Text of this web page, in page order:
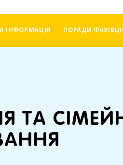
ІНФОРМАЦІЯ ПОРАДИ
ТА